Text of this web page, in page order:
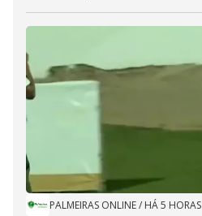
PALMEIRAS ONLINE/ HÁ 5 HORAS